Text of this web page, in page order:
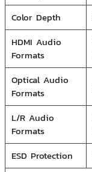
Color Depth
HDMI Audio
Formats
Optical Audio
Formats
L/R Audio
Formats
ESD Protection